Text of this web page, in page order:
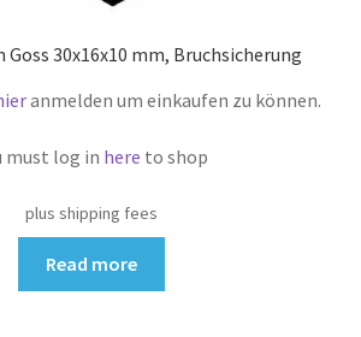
30x16x10 mm, Bruchsicherung
anmelden um einkaufen zu können.
must log in here to shop
plus shipping fees
Read more